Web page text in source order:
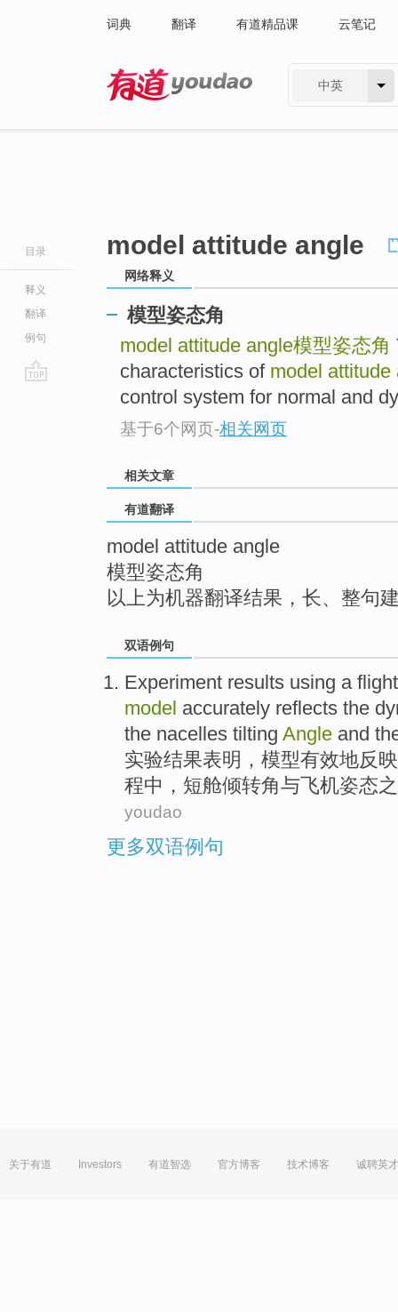
词典 翻译 有道精品课 云笔记
中英
目录
释义
翻译
例句
model attitude angle
网络释义
模型姿态角
model attitude angle模型姿态角
characteristics of model attitude
control system for normal and
基于6个网页-相关网页
相关文章
有道翻译
model attitude angle
模型姿态角
以上为机器翻译结果，长、整句
双语例句
Experiment results using a
model accurately reflects the
the nacelles tilting Angle and
实验结果表明 ， 模型有效地反
程中，短舱倾转角与飞机姿态
youdao
更多双语例句
关于有道 Investors 有道智选 官方博客 技术博客 诚聘英才